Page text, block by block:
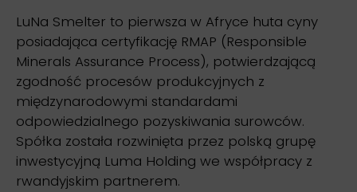
LuNa Smelter to pierwsza w Afryce huta cyny
posiadająca certyfikację RMAP (Responsible
Minerals Assurance Process), potwierdzającą
zgodność procesów produkcyjnych z
międzynarodowymi standardami
odpowiedzialnego pozyskiwania surowców.
Spółka została rozwinięta przez polską grupę
inwestycyjną Luma Holding we współpracy z
rwandyjskim partnerem.